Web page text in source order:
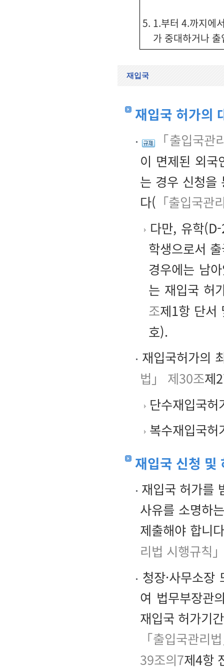
5. 1.부터 4.까지에
가 중대하거나
재입국
재입국 허가의
「출입국
이 면제된 외국
는 경우 신청을
다( 「출입국
다만, 유학
학생으로서
경우에는 남
는 재입국 허
조제1항 단
호).
재입국허가의
법」 제30조제
단수재입국
복수재입국
재입국 신청 및
재입국 허가를
사유를 소명하
제출해야 합니
리법 시행규칙
청장·사무소
여 법무부장관
재입국 허가기
「출입국관리
39조의7제4항